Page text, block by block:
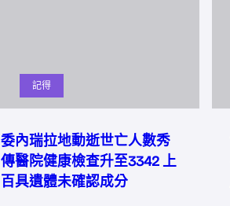
記得
委內瑞拉地動逝世亡人數秀
傳醫院健康檢查升至3342 上
百具遺體未確認成分